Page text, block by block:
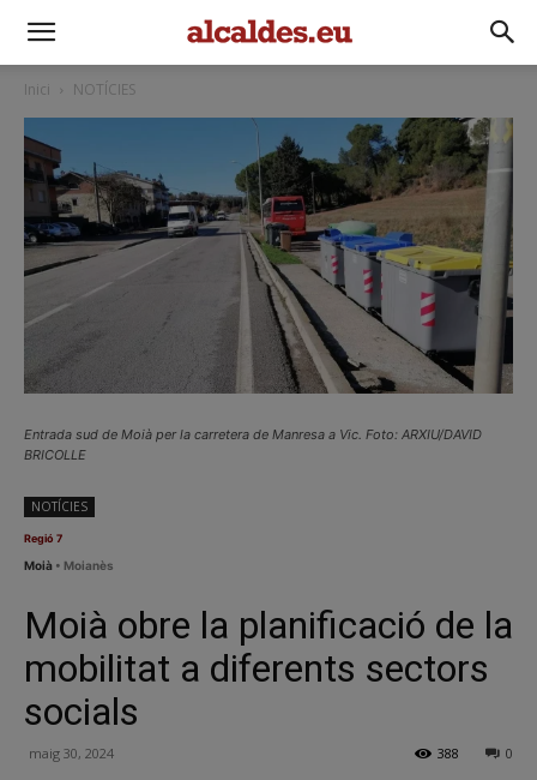
Inici NOTÍCIES
Entrada sud de Moià per la carretera de Manresa a Vic. Foto: ARXIU/DAVID
BRICOLLE
NOTÍCIES
Regió 7
Moià • Moianès
Moià obre la planificació de la
mobilitat a diferents sectors
socials
maig 30, 2024 0
388